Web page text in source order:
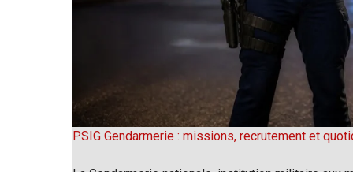
PSIG Gendarmerie : missions, recrutement et